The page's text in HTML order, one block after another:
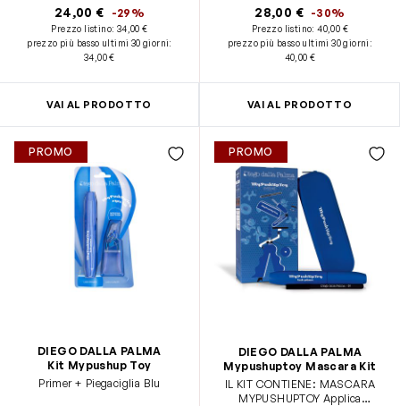
24,00 € -29%
Prezzo listino: 34,00 €
prezzo più basso ultimi 30 giorni:
34,00 €
VAI AL PRODOTTO
30ml - formato viaggio (30ml) -
Khol Eye Pen Mini 027 Noir -
formato viaggio
28,00 € -30%
Prezzo listino:40,00 €
prezzo più basso ultimi 30 giorni :
40,00 €
VAI AL PRODOTTO
PROMO
DIEGO DALLA PALMA
Kit Mypushup Toy
Primer + Piegaciglia Blu
PROMO
DIEGO DALLA PALMA
Mypushuptoy Mascara Kit
IL KIT CONTIENE: MASCARA
MYPUSHUPTOY Applica